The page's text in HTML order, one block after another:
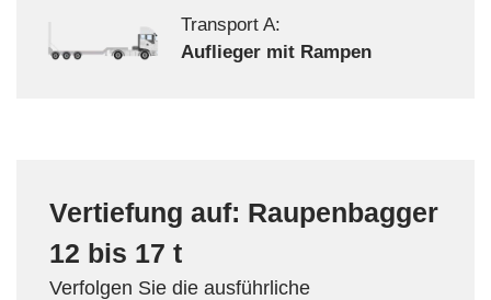
Transport A:
Auflieger mit Rampen
Vertiefung auf: Raupenbagger
12 bis 17 t
Verfolgen Sie die ausführliche